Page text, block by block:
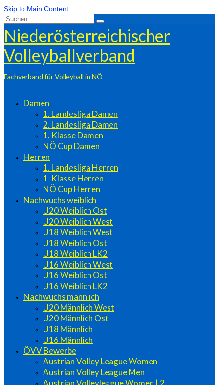
Skip to Main Content
Suchen
nach:
Niederösterreichischer
Volleyballverband
Fachverband für Volleyball in NÖ
Damen
1. Landesliga Damen
2. Landesliga Damen
1. Klasse Damen
NÖ Cup Damen
Herren
1. Landesliga Herren
1. Klasse Herren
NÖ Cup Herren
Nachwuchs weiblich
U20 Weiblich Ost
U20 Weiblich West
U18 Weiblich West
U18 Weiblich Ost
U18 Weiblich LK2
U16 Weiblich West
U16 Weiblich Ost
U16 Weiblich LK2
Nachwuchs männlich
U20 Männlich West
U20 Männlich Ost
U18 Männlich
U16 Männlich
ÖVV Bewerbe
Austrian Volley League Women
Austrian Volley League Men
Austrian Volleyleague Women | 2